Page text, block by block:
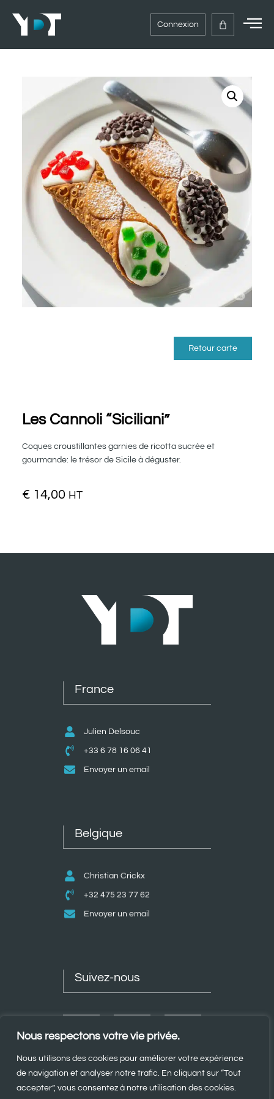
Nous respectons votre vie privée.
Nous utilisons des cookies pour améliorer votre expérience
de navigation et analyser notre trafic. En cliquant sur “Tout
accepter”, vous consentez à notre utilisation des cookies.
Connexion
Retour carte
Les Cannoli “Siciliani”
Coques croustillantes garnies de ricotta sucrée et
gourmande: le trésor de Sicile à déguster.
€14,00 HT
France
Julien Delsouc
+33 6 78 16 06 41
Envoyer un email
Belgique
Christian Crickx
+32 475 23 77 62
Envoyer un email
Suivez-nous